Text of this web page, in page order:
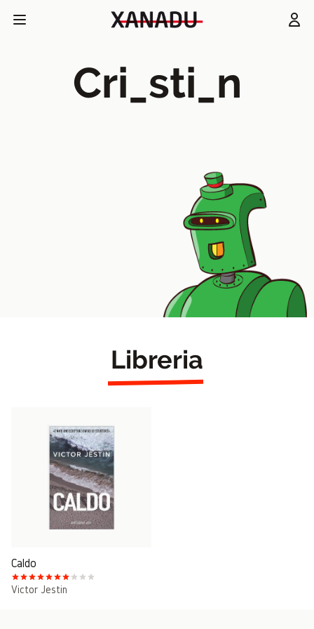
Cri_sti_n
Libreria
Caldo
Victor Jestin